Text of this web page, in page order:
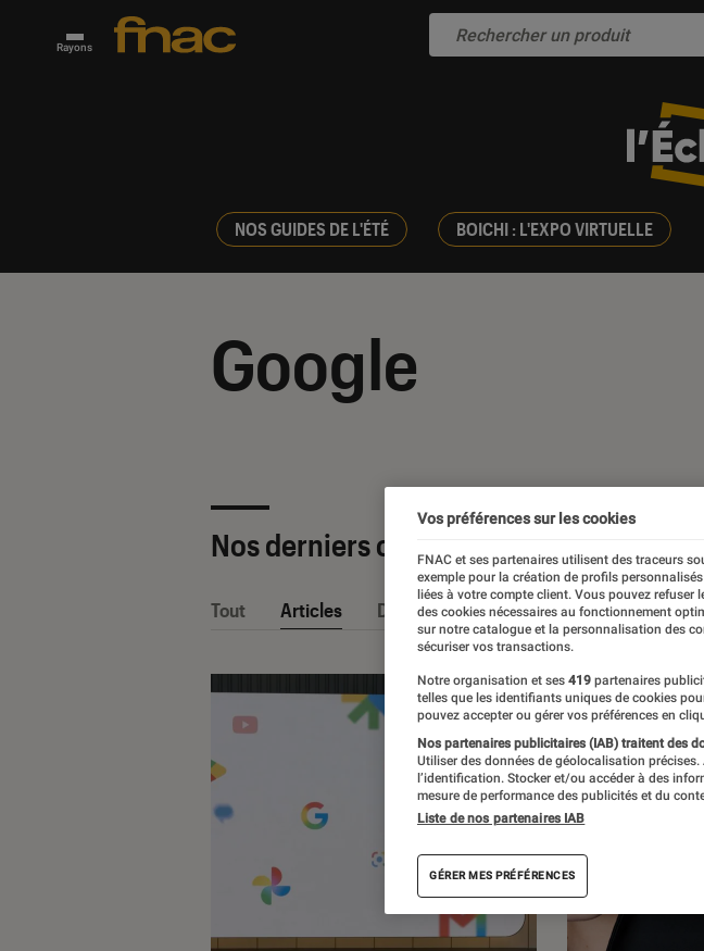
Rayons
NOS GUIDES DE L'ÉTÉ BOICHI : L'EXPO VIRTUELLE
Google
Nos derniers contenus
Tout Articles Dossiers Sélections et guides
Vos préférences sur les cookies
FNAC et ses partenaires utilisent des traceurs
exemple pour la création de profils
liées à votre compte client. Vous pouvez refuser
des cookies nécessaires au fonctionnement
sur notre catalogue et la personnalisation des
sécuriser vos transactions.
Notre organisation et ses 419 partenaires
telles que les identifiants uniques de cookies
pouvez accepter ou gérer vos préférences en
Nos partenaires publicitaires (IAB) traitent des
Utiliser des données de géolocalisation
l’identification. Stocker et/ou accéder à des
mesure de performance des publicités et du
Liste de nos partenaires IAB
GÉRER MES PRÉFÉRENCES